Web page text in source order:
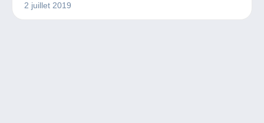
2 juillet 2019